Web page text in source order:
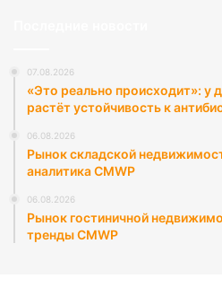
07.08.2026
«Это реально происходит»: у
растёт устойчивость к
06.08.2026
Рынок складской
аналитика CMWP
06.08.2026
Рынок гостиничной
тренды CMWP